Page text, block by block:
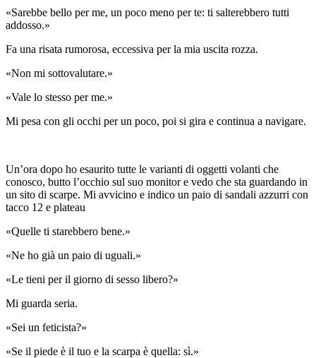
«Sarebbe bello per me, un poco meno per te: ti salterebbero tutti
addosso.»
Fa una risata rumorosa, eccessiva per la mia uscita rozza.
«Non mi sottovalutare.»
«Vale lo stesso per me.»
Mi pesa con gli occhi per un poco, poi si gira e continua a navigare.
Un’ora dopo ho esaurito tutte le varianti di oggetti volanti che
conosco, butto l’occhio sul suo monitor e vedo che sta guardando in
un sito di scarpe. Mi avvicino e indico un paio di sandali azzurri con
tacco 12 e plateau
«Quelle ti starebbero bene.»
«Ne ho già un paio di uguali.»
«Le tieni per il giorno di sesso libero?»
Mi guarda seria.
«Sei un feticista?»
«Se il piede è il tuo e la scarpa è quella: sì.»